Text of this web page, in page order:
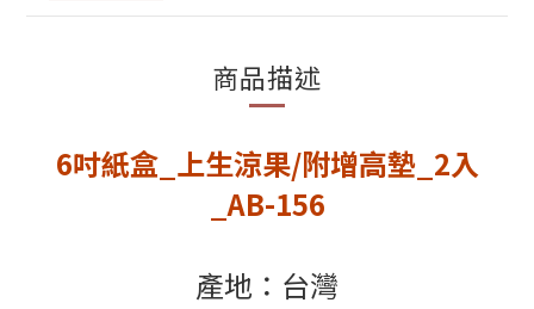
商品描述
6吋紙盒_上生涼果/附增高墊_2入
_AB-156
產地：台灣